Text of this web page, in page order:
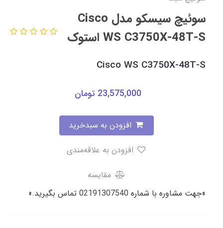
سوئیچ سیسکو مدل Cisco
WS C3750X-48T-S استوک
Cisco WS C3750X-48T-S
23,575,000 تومان
مقایسه
«جهت مشاوره با شماره 02191307540 تماس بگیرید.»